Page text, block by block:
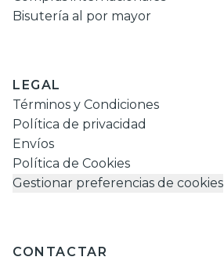
Bisutería al por mayor
LEGAL
Términos y Condiciones
Política de privacidad
Envíos
Política de Cookies
Gestionar preferencias de cookies
CONTACTAR